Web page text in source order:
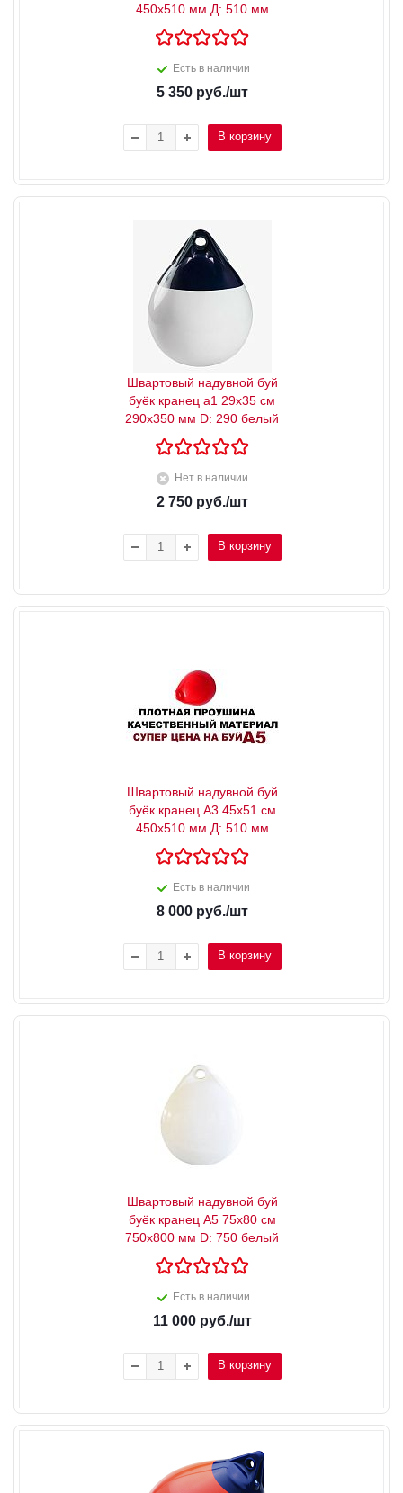
450x510 мм Д: 510 мм
Есть в наличии
5 350руб./шт
В корзину
Швартовый надувной буй
буёк кранец a1 29x35 см
290x350 мм D: 290 белый
Нет в наличии
2 750руб./шт
В корзину
Швартовый надувной буй
буёк кранец А3 45x51 см
450x510 мм Д: 510 мм
Есть в наличии
8 000руб./шт
В корзину
Швартовый надувной буй
буёк кранец А5 75x80 см
750x800 мм D: 750 белый
Есть в наличии
11 000руб./шт
В корзину